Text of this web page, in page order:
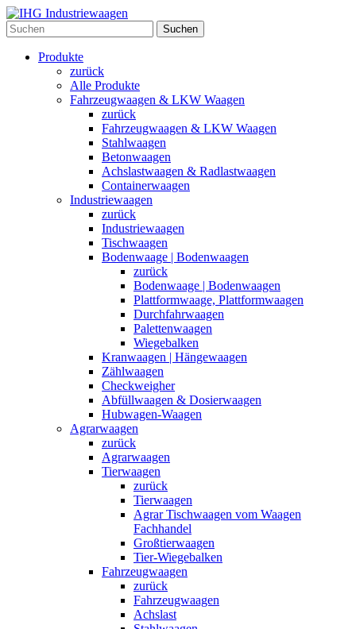
Suchen
Produkte
zurück
Alle Produkte
Fahrzeugwaagen & LKW Waagen
zurück
Fahrzeugwaagen & LKW Waagen
Stahlwaagen
Betonwaagen
Achslastwaagen & Radlastwaagen
Containerwaagen
Industriewaagen
zurück
Industriewaagen
Tischwaagen
Bodenwaage | Bodenwaagen
zurück
Bodenwaage | Bodenwaagen
Plattformwaage, Plattformwaagen
Durchfahrwaagen
Palettenwaagen
Wiegebalken
Kranwaagen | Hängewaagen
Zählwaagen
Checkweigher
Abfüllwaagen & Dosierwaagen
Hubwagen-Waagen
Agrarwaagen
zurück
Agrarwaagen
Tierwaagen
zurück
Tierwaagen
Agrar Tischwaagen vom Waagen
Fachhandel
Großtierwaagen
Tier-Wiegebalken
Fahrzeugwaagen
zurück
Fahrzeugwaagen
Achslast